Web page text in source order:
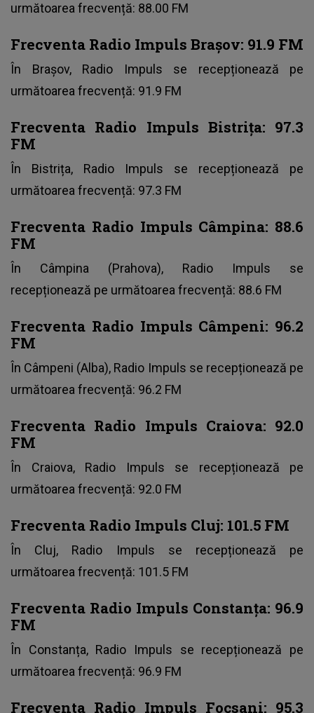
următoarea frecvență: 88.00 FM
Frecventa Radio Impuls Brașov: 91.9 FM
În Brașov, Radio Impuls se recepționează pe
următoarea frecvență: 91.9 FM
Frecventa Radio Impuls Bistrița: 97.3
FM
În Bistrița, Radio Impuls se recepționează pe
următoarea frecvență: 97.3 FM
Frecventa Radio Impuls Câmpina: 88.6
FM
În Câmpina (Prahova), Radio Impuls se
recepționează pe următoarea frecvență: 88.6 FM
Frecventa Radio Impuls Câmpeni: 96.2
FM
În Câmpeni (Alba), Radio Impuls se recepționează pe
următoarea frecvență: 96.2 FM
Frecventa Radio Impuls Craiova: 92.0
FM
În Craiova, Radio Impuls se recepționează pe
următoarea frecvență: 92.0 FM
Frecventa Radio Impuls Cluj: 101.5 FM
În Cluj, Radio Impuls se recepționează pe
următoarea frecvență: 101.5 FM
Frecventa Radio Impuls Constanța: 96.9
FM
În Constanța, Radio Impuls se recepționează pe
următoarea frecvență: 96.9 FM
Frecventa Radio Impuls Focsani: 95.3